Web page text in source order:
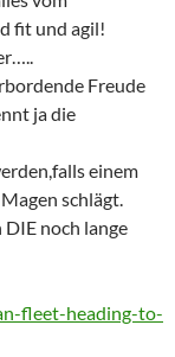
fit und agil!
Freude
ja die
einem
schlägt.
DIE noch lange
fleet-heading-to-